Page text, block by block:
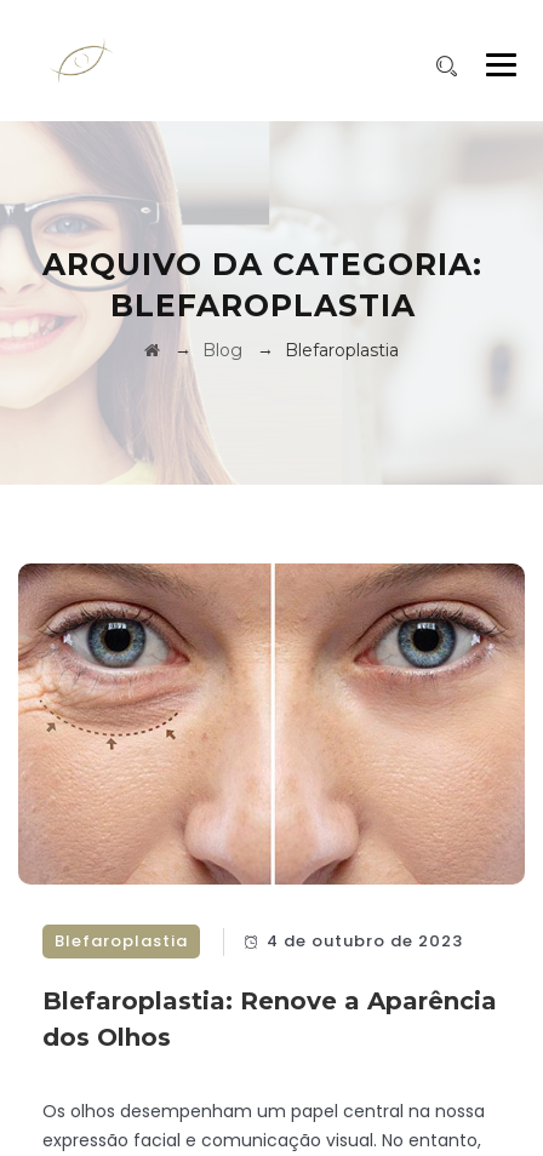
ARQUIVO DA CATEGORIA:
BLEFAROPLASTIA
→ Blog → Blefaroplastia
Blefaroplastia 4 de outubro de 2023
Blefaroplastia: Renove a Aparência
dos Olhos
Os olhos desempenham um papel central na nossa
expressão facial e comunicação visual. No entanto,